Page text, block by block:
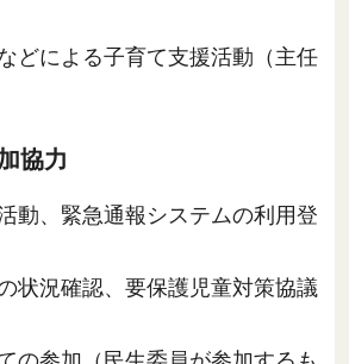
どによる子育て支援活動（主任
協力
動、緊急通報システムの利用登
状況確認、要保護児童対策協議